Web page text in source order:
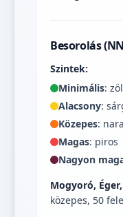
Besorolás
Szintek:
Minimális:
Alacsony:
Közepes:
Magas: piros
Nagyon
Mogyoró,
közepes, 50